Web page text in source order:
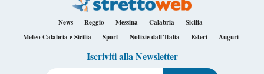
News Reggio Messina Calabria
Sicilia
Meteo Calabria e Sicilia
Sport Notizie dall’Italia Esteri Auguri
Iscriviti alla Newsletter